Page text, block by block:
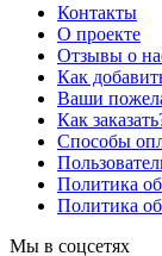
Контакты
О проекте
Отзывы о
Как
Ваши
Как
Способы
Политика
Политика
Мы в соцсетях